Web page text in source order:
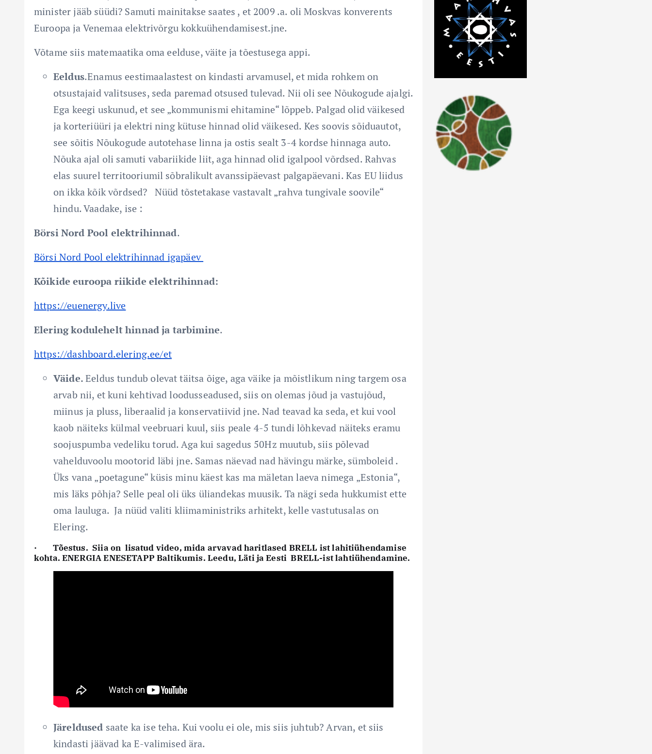
minister jääb süüdi? Samuti mainitakse saates , et 2009 .a. oli Moskvas konverents
Euroopa ja Venemaa elektrivõrgu kokkuühendamisest.jne.
Võtame siis matemaatika oma eelduse, väite ja tõestusega appi.
Eeldus.Enamus eestimaalastest on kindasti arvamusel, et mida rohkem on
otsustajaid valitsuses, seda paremad otsused tulevad. Nii oli see Nõukogude ajalgi.
Ega keegi uskunud, et see „kommunismi ehitamine“ lõppeb. Palgad olid väikesed
ja korteriüüri ja elektri ning kütuse hinnad olid väikesed. Kes soovis sõiduautot,
see sõitis Nõukogude autotehase linna ja ostis sealt 3-4 kordse hinnaga auto.
Nõuka ajal oli samuti vabariikide liit, aga hinnad olid igalpool võrdsed. Rahvas
elas suurel territooriumil sõbralikult avanssipäevast palgapäevani. Kas EU liidus
on ikka kõik võrdsed? Nüüd tõstetakase vastavalt „rahva tungivale soovile“
hindu. Vaadake, ise :
Börsi Nord Pool elektrihinnad.
Börsi Nord Pool elektrihinnad igapäev
Kõikide euroopa riikide elektrihinnad:
https://euenergy.live
Elering kodulehelt hinnad ja tarbimine.
https://dashboard.elering.ee/et
Väide.Eeldus tundub olevat täitsa õige, aga väike ja mõistlikum ning targem osa
arvab nii, et kuni kehtivad loodusseadused, siis on olemas jõud ja vastujõud,
miinus ja pluss, liberaalid ja konservatiivid jne. Nad teavad ka seda, et kui vool
kaob näiteks külmal veebruari kuul, siis peale 4-5 tundi lõhkevad näiteks eramu
soojuspumba vedeliku torud. Aga kui sagedus 50Hz muutub, siis põlevad
vahelduvoolu mootorid läbi jne. Samas näevad nad hävingu märke, sümboleid .
Üks vana „poetagune“ küsis minu käest kas ma mäletan laeva nimega „Estonia“,
mis läks põhja? Selle peal oli üks üliandekas muusik. Ta nägi seda hukkumist ette
oma lauluga. Ja nüüd valiti kliimaministriks arhitekt, kelle vastutusalas on
Elering.
·Tõestus.Siia on lisatud video, mida arvavad haritlased BRELL ist lahitiühendamise
kohta.ENERGIA ENESETAPP Baltikumis. Leedu, Läti ja Eesti BRELL-istlahtiühendamine.
Järeldused saate ka ise teha. Kui voolu ei ole, mis siis juhtub? Arvan, et siis
kindasti jäävad ka E-valimised ära.